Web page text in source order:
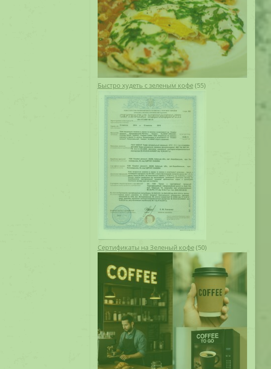
Быстро худеть с зеленым кофе(55)
Сертификаты на Зеленый кофе(50)